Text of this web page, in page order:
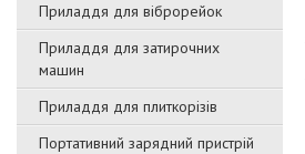
Приладдя для віброрейок
Приладдя для затирочниx
машин
Приладдя для плиткорізів
Портативний зарядний пристрій